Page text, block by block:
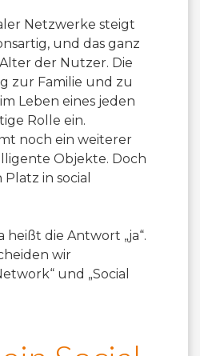
Netzwerke steigt
und das ganz
der Nutzer. Die
zur Familie und zu
Leben eines jeden
Rolle ein.
noch ein weiterer
Objekte. Doch
in social
heißt die Antwort „ja“.
wir
und „Social